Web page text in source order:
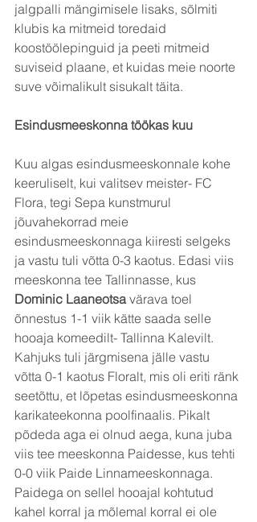
jalgpalli mängimisele lisaks, sõlmiti
klubis ka mitmeid toredaid
koostöölepinguid ja peeti mitmeid
suviseid plaane, et kuidas meie noorte
suve võimalikult sisukalt täita.
Esindusmeeskonna töökas kuu
Kuu algas esindusmeeskonnale kohe
keeruliselt, kui valitsev meister- FC
Flora, tegi Sepa kunstmurul
jõuvahekorrad meie
esindusmeeskonnaga kiiresti selgeks
ja vastu tuli võtta 0-3 kaotus. Edasi viis
meeskonna tee Tallinnasse, kus
Dominic Laaneotsa värava toel
õnnestus 1-1 viik kätte saada selle
hooaja komeedilt- Tallinna Kalevilt.
Kahjuks tuli järgmisena jälle vastu
võtta 0-1 kaotus Floralt, mis oli eriti ränk
seetõttu, et lõpetas esindusmeeskonna
karikateekonna poolfinaalis. Pikalt
põdeda aga ei olnud aega, kuna juba
viis tee meeskonna Paidesse, kus tehti
0-0 viik Paide Linnameeskonnaga.
Paidega on sellel hooajal kohtutud
kahel korral ja mõlemal korral ei ole